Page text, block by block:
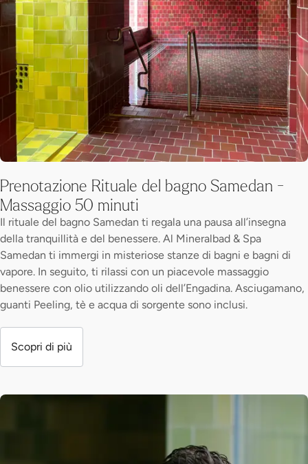
Prenotazione Rituale del bagno Samedan -
Massaggio 50 minuti
Il rituale del bagno Samedan ti regala una pausa all’insegna
della tranquillità e del benessere. Al Mineralbad & Spa
Samedan ti immergi in misteriose stanze di bagni e bagni di
vapore. In seguito, ti rilassi con un piacevole massaggio
benessere con olio utilizzando oli dell’Engadina. Asciugamano,
guanti Peeling, tè e acqua di sorgente sono inclusi.
Scopri di più